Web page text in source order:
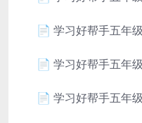
📄 学习好帮手五年
📄 学习好帮手五年
📄 学习好帮手五年